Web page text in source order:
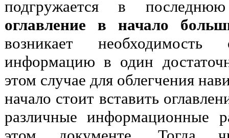
подгружается в
оглавление в начало
возникает необходимость
информацию в один
этом случае для облегчения
начало стоит вставить
различные информационные